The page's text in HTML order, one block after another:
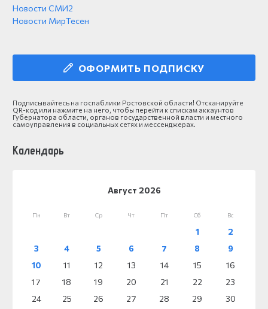
Новости СМИ2
Новости МирТесен
ОФОРМИТЬ ПОДПИСКУ
Подписывайтесь на госпаблики Ростовской области! Отсканируйте
QR-код или нажмите на него, чтобы перейти к спискам аккаунтов
Губернатора области, органов государственной власти и местного
самоуправления в социальных сетях и мессенджерах.
Календарь
Август 2026
Пн Вт Ср Чт Пт Сб Вс
1
2
3
4 5 6 7 8
9
10
11 12 13 14 15
16
17
18 19 20 21 22
23
24
25 26 27 28 29
30